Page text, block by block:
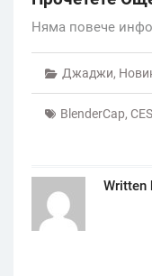
Няма повече
Джаджи,
BlenderCap,
Written